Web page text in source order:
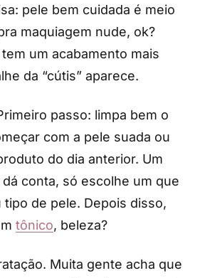
pele bem cuidada é meio
maquiagem nude, ok?
um acabamento mais
da “cútis” aparece.
passo: limpa bem o
com a pele suada ou
do dia anterior. Um
dá conta, só escolhe um que
de pele. Depois disso,
tônico, beleza?
Muita gente acha que